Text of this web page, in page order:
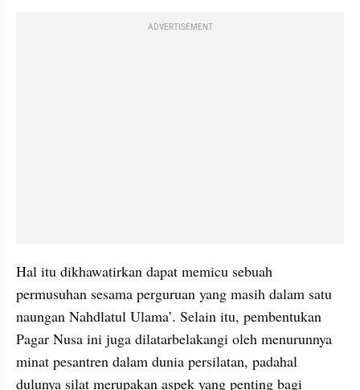
ADVERTISEMENT
Hal itu dikhawatirkan dapat memicu sebuah
permusuhan sesama perguruan yang masih dalam satu
naungan Nahdlatul Ulama’. Selain itu, pembentukan
Pagar Nusa ini juga dilatarbelakangi oleh menurunnya
minat pesantren dalam dunia persilatan, padahal
dulunya silat merupakan aspek yang penting bagi